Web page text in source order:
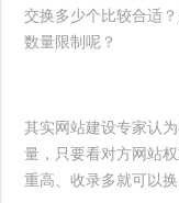
交换多少个比较合适
数量限制呢？
其实网站建设专家认
量，只要看对方网站
重高、收录多就可以换